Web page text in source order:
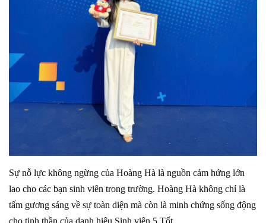
Sự nỗ lực không ngừng của Hoàng Hà là nguồn cảm hứng lớn
lao cho các bạn sinh viên trong trường. Hoàng Hà không chỉ là
tấm gương sáng về sự toàn diện mà còn là minh chứng sống động
cho tinh thần của danh hiệu Sinh viên 5 Tốt.